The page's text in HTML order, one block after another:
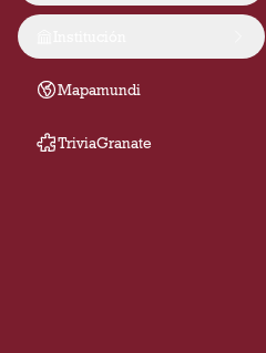
Mapamundi
TriviaGranate